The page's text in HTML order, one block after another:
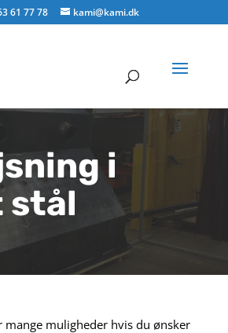
61 77 78 kami@kami.dk
i
stål
mange muligheder hvis du ønsker